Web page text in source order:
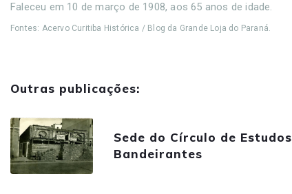
Faleceu em 10 de março de 1908, aos 65 anos de idade.
Fontes: Acervo Curitiba Histórica / Blog da Grande Loja do Paraná.
Outras publicações:
Sede do Círculo de Estudos
Bandeirantes